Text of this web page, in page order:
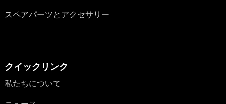
スペアパーツとアクセサリー
クイックリンク
私たちについて